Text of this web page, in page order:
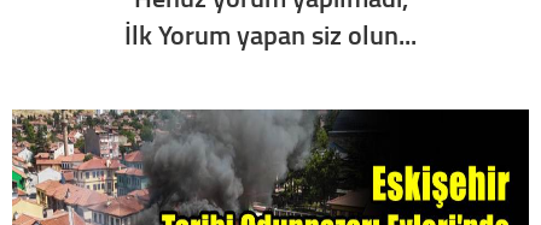
İlk Yorum yapan siz olun...